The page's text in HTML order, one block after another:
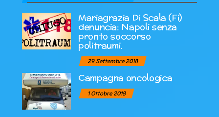
Mariagrazia Di Scala (Fi)
denuncia: Napoli senza
pronto soccorso
politraumi.
29 Settembre 2018
Campagna oncologica
1 Ottobre 2018